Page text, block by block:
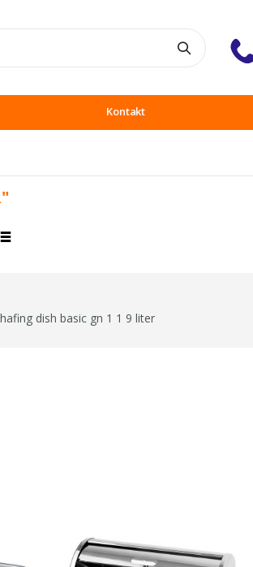
Kontakt
dish basic gn 1 1 9 liter